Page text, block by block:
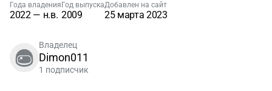
Года владения
2022 — н.в.
Год выпуска
2009
Добавлен на сайт
25 марта 2023
Владелец
Dimon011
1 подписчик